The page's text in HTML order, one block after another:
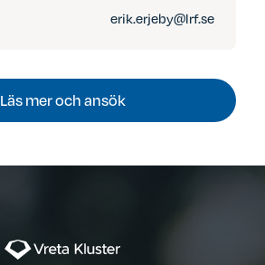
erik.erjeby@lrf.se
Läs mer och ansök